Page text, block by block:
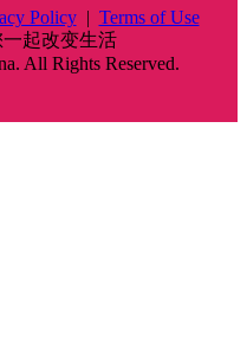
Policy| Terms of Use
起改变生活
All Rights Reserved.